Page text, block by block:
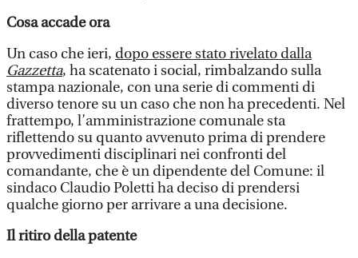
Cosa accade ora
Un caso che ieri, dopo essere stato rivelato dalla
Gazzetta, ha scatenato i social, rimbalzando sulla
stampa nazionale, con una serie di commenti di
diverso tenore su un caso che non ha precedenti. Nel
frattempo, l’amministrazione comunale sta
riflettendo su quanto avvenuto prima di prendere
provvedimenti disciplinari nei confronti del
comandante, che è un dipendente del Comune: il
sindaco Claudio Poletti ha deciso di prendersi
qualche giorno per arrivare a una decisione.
Il ritiro della patente